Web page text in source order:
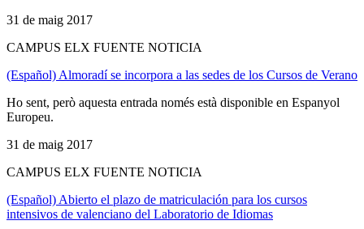
31 de maig 2017
CAMPUS ELX FUENTE NOTICIA
(Español) Almoradí se incorpora a las sedes de los Cursos de Verano
Ho sent, però aquesta entrada només està disponible en Espanyol
Europeu.
31 de maig 2017
CAMPUS ELX FUENTE NOTICIA
(Español) Abierto el plazo de matriculación para los cursos
intensivos de valenciano del Laboratorio de Idiomas